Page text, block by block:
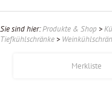
Sie sind hier:Produkte & Shop >
Tiefkühlschränke >
Merkliste